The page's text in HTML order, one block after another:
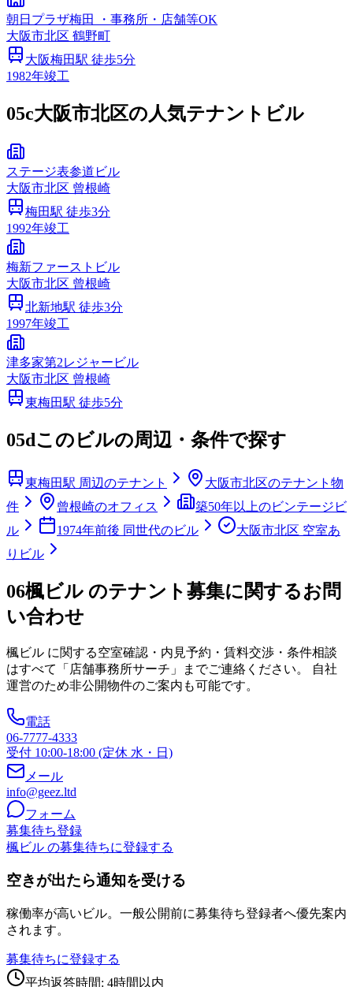
朝日プラザ梅田 ・事務所・店舗等OK
大阪市北区 鶴野町
大阪梅田駅 徒歩5分
1982年竣工
05c大阪市北区の人気テナントビル
ステージ表参道ビル
大阪市北区 曾根崎
梅田駅 徒歩3分
1992年竣工
梅新ファーストビル
大阪市北区 曾根崎
北新地駅 徒歩3分
1997年竣工
津多家第2レジャービル
大阪市北区 曾根崎
東梅田駅 徒歩5分
05dこのビルの周辺・条件で探す
東梅田駅 周辺のテナント
大阪市北区のテナント物
件
曾根崎のオフィス
築50年以上のビンテージビ
ル
1974年前後 同世代のビル
大阪市北区 空室あ
りビル
06楓ビル のテナント募集に関するお問
い合わせ
楓ビル に関する空室確認・内見予約・賃料交渉・条件相談
はすべて「店舗事務所サーチ」までご連絡ください。 自社
運営のため非公開物件のご案内も可能です。
電話
06-7777-4333
受付 10:00-18:00 (定休 水・日)
メール
info@geez.ltd
フォーム
募集待ち登録
楓ビル の募集待ちに登録する
空きが出たら通知を受ける
稼働率が高いビル。一般公開前に募集待ち登録者へ優先案内
されます。
募集待ちに登録する
平均返答時間: 4時間以内